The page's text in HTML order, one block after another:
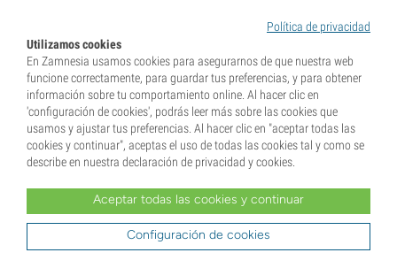
Pioneers in Natural Highs
Categorías
Descubre
Información
Política de privacidad
Utilizamos cookies
En Zamnesia usamos cookies para asegurarnos de que nuestra web
funcione correctamente, para guardar tus preferencias, y para obtener
información sobre tu comportamiento online. Al hacer clic en
'configuración de cookies', podrás leer más sobre las cookies que
usamos y ajustar tus preferencias. Al hacer clic en "aceptar todas las
cookies y continuar", aceptas el uso de todas las cookies tal y como se
describe en nuestra declaración de privacidad y cookies.
Aceptar todas las cookies y continuar
Configuración de cookies